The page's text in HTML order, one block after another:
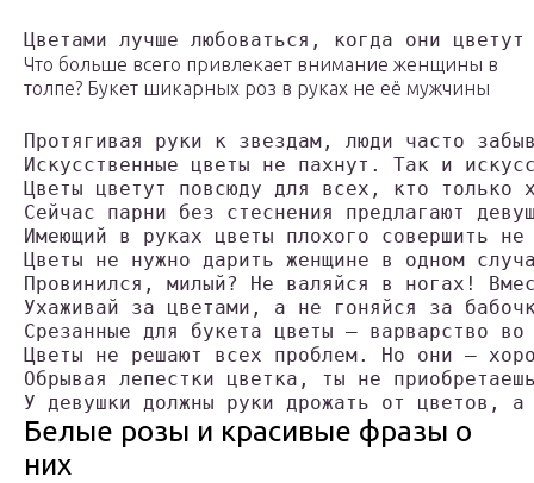
Цветами лучше любоваться, когда они
Что больше всего привлекает внимание женщины в
толпе? Букет шикарных роз в руках не её мужчины
Протягивая руки к звездам, люди часто
Искусственные цветы не пахнут. Так и
Цветы цветут повсюду для всех, кто только
Сейчас парни без стеснения предлагают
Имеющий в руках цветы плохого совершить
Цветы не нужно дарить женщине в одном
Провинился, милый? Не валяйся в ногах!
Ухаживай за цветами, а не гоняйся за
Срезанные для букета цветы — варварство во
Цветы не решают всех проблем. Но они –
Обрывая лепестки цветка, ты не
У девушки должны руки дрожать от цветов,
Белые розы и красивые фразы о
них